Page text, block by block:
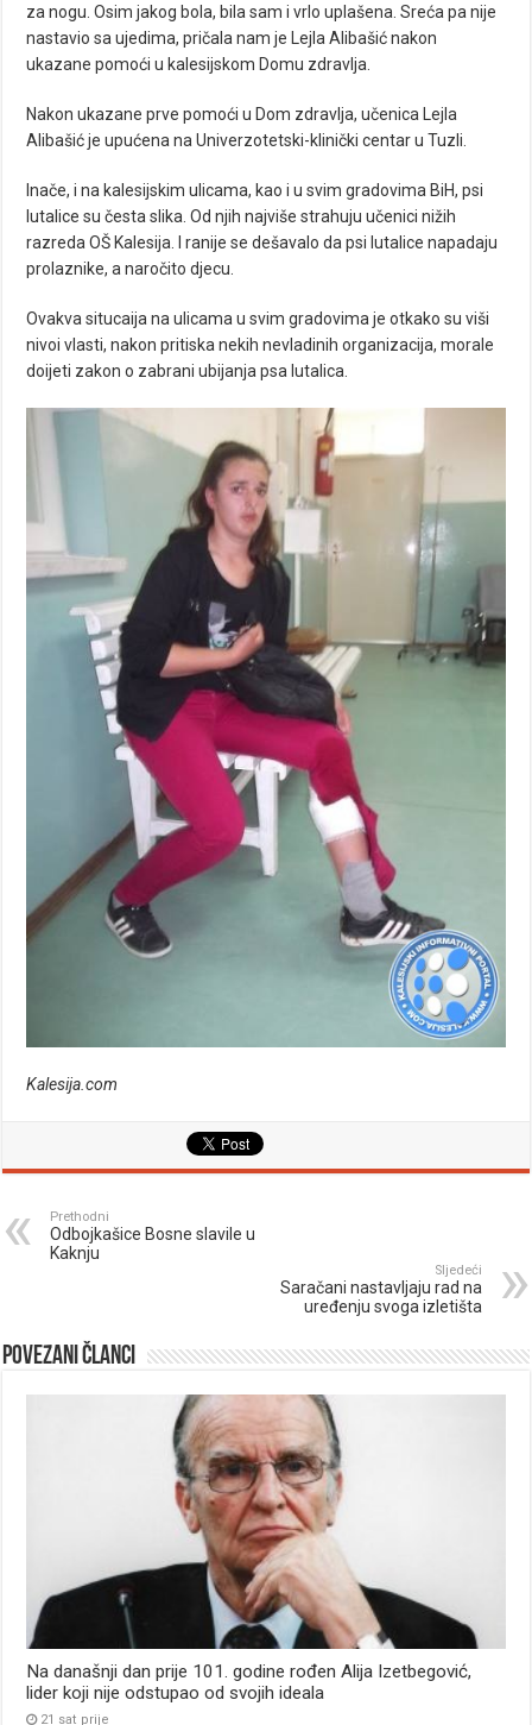
za nogu. Osim jakog bola, bila sam i vrlo uplašena. Sreća pa nije
nastavio sa ujedima, pričala nam je Lejla Alibašić nakon
ukazane pomoći u kalesijskom Domu zdravlja.
Nakon ukazane prve pomoći u Dom zdravlja, učenica Lejla
Alibašić je upućena na Univerzotetski-klinički centar u Tuzli.
Inače, i na kalesijskim ulicama, kao i u svim gradovima BiH, psi
lutalice su česta slika. Od njih najviše strahuju učenici nižih
razreda OŠ Kalesija. I ranije se dešavalo da psi lutalice napadaju
prolaznike, a naročito djecu.
Ovakva situcaija na ulicama u svim gradovima je otkako su viši
nivoi vlasti, nakon pritiska nekih nevladinih organizacija, morale
doijeti zakon o zabrani ubijanja psa lutalica.
Kalesija.com
Prethodni
Odbojkašice Bosne slavile u
Kaknju
Sljedeći
Saračani nastavljaju rad na
uređenju svoga izletišta
Povezani članci
Na današnji dan prije 101. godine rođen Alija Izetbegović,
lider koji nije odstupao od svojih ideala
21 sat prije